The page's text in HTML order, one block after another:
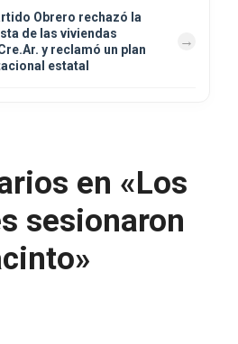
Obrero rechazó la
de las viviendas
y reclamó un plan
estatal
en «Los
sesionaron